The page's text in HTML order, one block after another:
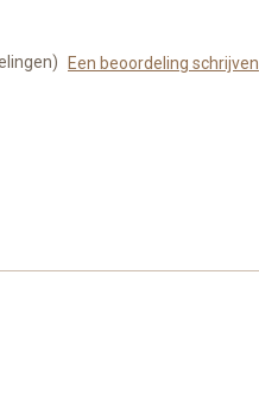
Een beoordeling schrijven